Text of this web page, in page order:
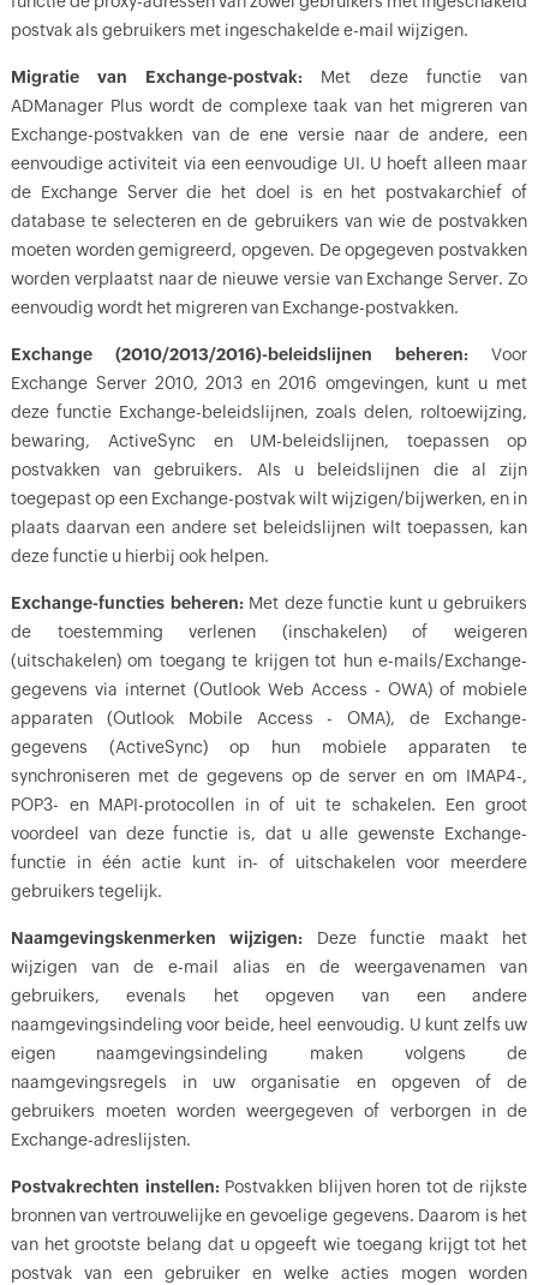
postvak als gebruikers met ingeschakelde e-mail wijzigen.
Migratie van Exchange-postvak: Met deze functie van
ADManager Plus wordt de complexe taak van het migreren van
Exchange-postvakken van de ene versie naar de andere, een
eenvoudige activiteit via een eenvoudige UI. U hoeft alleen maar
de Exchange Server die het doel is en het postvakarchief of
database te selecteren en de gebruikers van wie de postvakken
moeten worden gemigreerd, opgeven. De opgegeven postvakken
worden verplaatst naar de nieuwe versie van Exchange Server. Zo
eenvoudig wordt het migreren van Exchange-postvakken.
Exchange (2010/2013/2016)-beleidslijnen beheren: Voor
Exchange Server 2010, 2013 en 2016 omgevingen, kunt u met
deze functie Exchange-beleidslijnen, zoals delen, roltoewijzing,
bewaring, ActiveSync en UM-beleidslijnen, toepassen op
postvakken van gebruikers. Als u beleidslijnen die al zijn
toegepast op een Exchange-postvak wilt wijzigen/bijwerken, en in
plaats daarvan een andere set beleidslijnen wilt toepassen, kan
deze functie u hierbij ook helpen.
Exchange-functies beheren:Met deze functie kunt u gebruikers
de toestemming verlenen (inschakelen) of weigeren
(uitschakelen) om toegang te krijgen tot hun e-mails/Exchange-
gegevens via internet (Outlook Web Access - OWA) of mobiele
apparaten (Outlook Mobile Access - OMA), de Exchange-
gegevens (ActiveSync) op hun mobiele apparaten te
synchroniseren met de gegevens op de server en om IMAP4-,
POP3- en MAPI-protocollen in of uit te schakelen. Een groot
voordeel van deze functie is, dat u alle gewenste Exchange-
functie in één actie kunt in- of uitschakelen voor meerdere
gebruikers tegelijk.
Naamgevingskenmerken wijzigen: Deze functie maakt het
wijzigen van de e-mail alias en de weergavenamen van
gebruikers, evenals het opgeven van een andere
naamgevingsindeling voor beide, heel eenvoudig. U kunt zelfs uw
eigen naamgevingsindeling maken volgens de
naamgevingsregels in uw organisatie en opgeven of de
gebruikers moeten worden weergegeven of verborgen in de
Exchange-adreslijsten.
Postvakrechten instellen:Postvakken blijven horen tot de rijkste
bronnen van vertrouwelijke en gevoelige gegevens. Daarom is het
van het grootste belang dat u opgeeft wie toegang krijgt tot het
postvak van een gebruiker en welke acties mogen worden